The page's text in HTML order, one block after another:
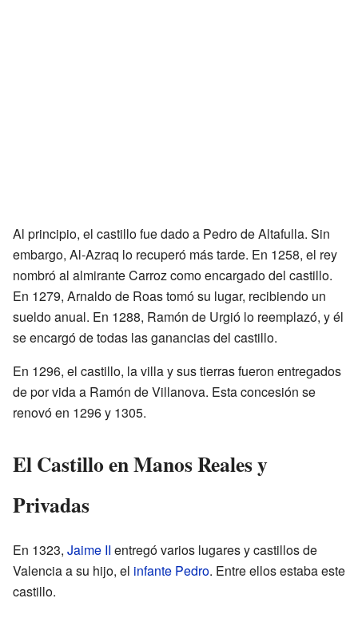
Al principio, el castillo fue dado a Pedro de Altafulla. Sin
embargo, Al-Azraq lo recuperó más tarde. En 1258, el rey
nombró al almirante Carroz como encargado del castillo.
En 1279, Arnaldo de Roas tomó su lugar, recibiendo un
sueldo anual. En 1288, Ramón de Urgió lo reemplazó, y él
se encargó de todas las ganancias del castillo.
En 1296, el castillo, la villa y sus tierras fueron entregados
de por vida a Ramón de Villanova. Esta concesión se
renovó en 1296 y 1305.
El Castillo en Manos Reales y
Privadas
En 1323, Jaime II entregó varios lugares y castillos de
Valencia a su hijo, el infante Pedro. Entre ellos estaba este
castillo.